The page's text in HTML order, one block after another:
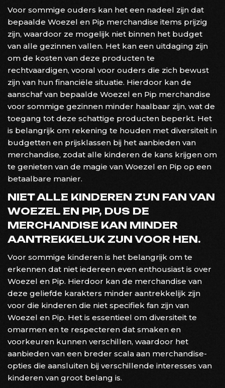
Voor sommige ouders kan het een nadeel zijn dat
bepaalde Woezel en Pip merchandise items prijzig
zijn, waardoor ze mogelijk niet binnen het budget
van alle gezinnen vallen. Het kan een uitdaging zijn
om de kosten van deze producten te
rechtvaardigen, vooral voor ouders die zich bewust
zijn van hun financiële situatie. Hierdoor kan de
aanschaf van bepaalde Woezel en Pip merchandise
voor sommige gezinnen minder haalbaar zijn, wat de
toegang tot deze schattige producten beperkt. Het
is belangrijk om rekening te houden met diversiteit in
budgetten en prijsklassen bij het aanbieden van
merchandise, zodat alle kinderen de kans krijgen om
te genieten van de magie van Woezel en Pip op een
betaalbare manier.
NIET ALLE KINDEREN ZIJN FAN VAN
WOEZEL EN PIP, DUS DE
MERCHANDISE KAN MINDER
AANTREKKELIJK ZIJN VOOR HEN.
Voor sommige kinderen is het belangrijk om te
erkennen dat niet iedereen even enthousiast is over
Woezel en Pip. Hierdoor kan de merchandise van
deze geliefde karakters minder aantrekkelijk zijn
voor die kinderen die niet specifiek fan zijn van
Woezel en Pip. Het is essentieel om diversiteit te
omarmen en te respecteren dat smaken en
voorkeuren kunnen verschillen, waardoor het
aanbieden van een breder scala aan merchandise-
opties die aansluiten bij verschillende interesses van
kinderen van groot belang is.